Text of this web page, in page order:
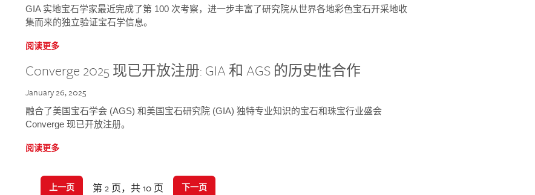
GIA 实地宝石学家最近完成了第 100 次考察，进一步丰富了研究院从世界各地彩色宝石开采地收
集而来的独立验证宝石学信息。
阅读更多
Converge 2025 现已开放注册: GIA 和 AGS 的历史性合作
January 26, 2025
融合了美国宝石学会 (AGS) 和美国宝石研究院 (GIA) 独特专业知识的宝石和珠宝行业盛会
Converge 现已开放注册。
阅读更多
上一页 第 2 页，共 10 页 下一页